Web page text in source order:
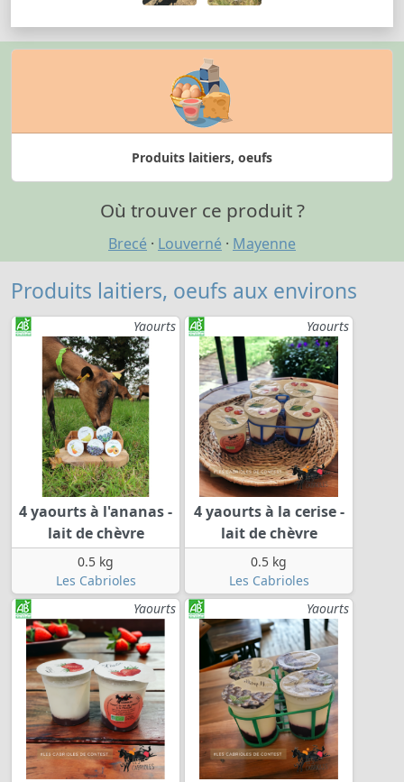
Produits laitiers, oeufs
Où trouver ce produit ?
Brecé · Louverné · Mayenne
Produits laitiers, oeufs aux environs
Yaourts
4 yaourts à l'ananas -
lait de chèvre
0.5 kg
Les Cabrioles
Yaourts
4 yaourts à la cerise -
lait de chèvre
0.5 kg
Les Cabrioles
Yaourts
Yaourts